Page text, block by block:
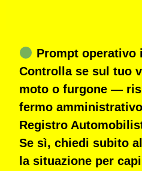
Prompt operativo
Controlla se sul tuo
moto o furgone —
fermo amministrativo
Registro
Se sì, chiedi subito
la situazione per